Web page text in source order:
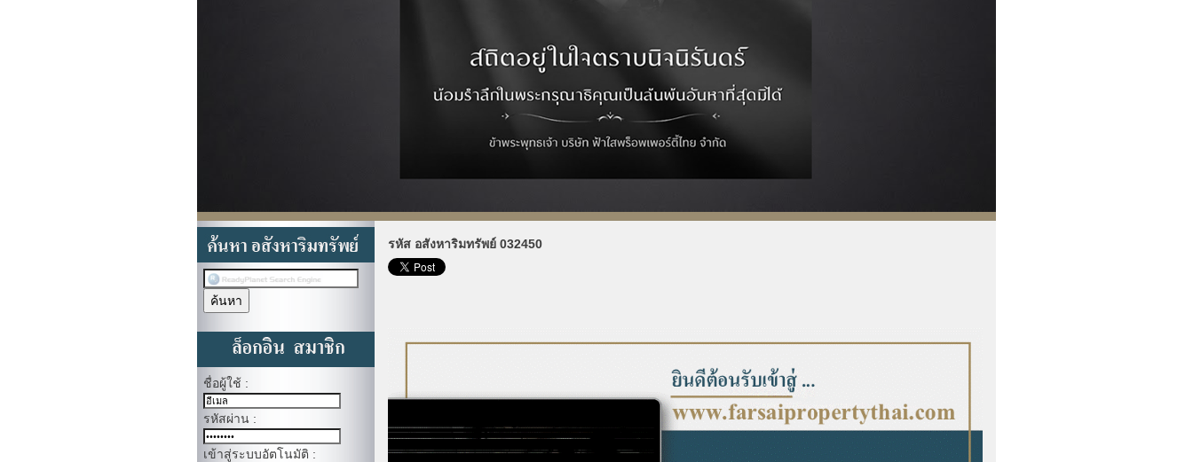
ชื่อผู้ใช้ :
รหัสผ่าน :
เข้าสู่ระบบอัตโนมัติ :
รหัส อสังหาริมทรัพย์ 032450